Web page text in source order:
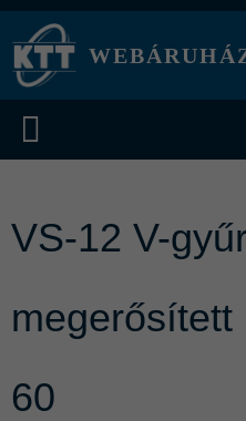
VS-12 V-
megerősített
60